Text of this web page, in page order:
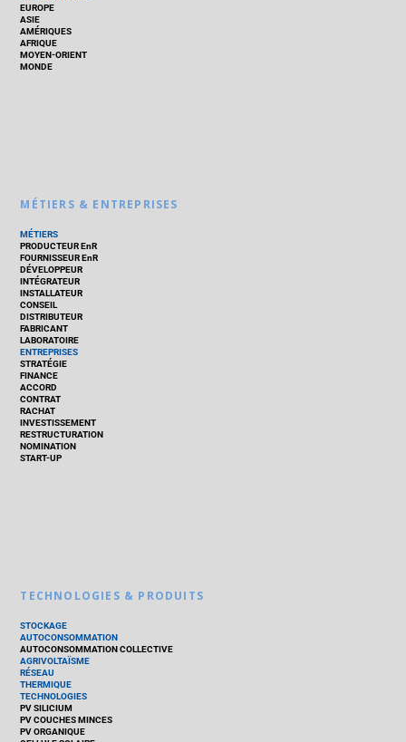
EUROPE
ASIE
AMÉRIQUES
AFRIQUE
MOYEN-ORIENT
MONDE
MÉTIERS & ENTREPRISES
MÉTIERS
PRODUCTEUR EnR
FOURNISSEUR EnR
DÉVELOPPEUR
INTÉGRATEUR
INSTALLATEUR
CONSEIL
DISTRIBUTEUR
FABRICANT
LABORATOIRE
ENTREPRISES
STRATÉGIE
FINANCE
ACCORD
CONTRAT
RACHAT
INVESTISSEMENT
RESTRUCTURATION
NOMINATION
START-UP
TECHNOLOGIES & PRODUITS
STOCKAGE
AUTOCONSOMMATION
AUTOCONSOMMATION COLLECTIVE
AGRIVOLTAÏSME
RÉSEAU
THERMIQUE
TECHNOLOGIES
PV SILICIUM
PV COUCHES MINCES
PV ORGANIQUE